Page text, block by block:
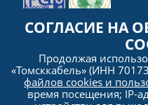
Ru Eng
СОГЛАСИЕ НА
Продолжая
«Томсккабель» (ИНН
файлов cookies и
время посещения; IP-